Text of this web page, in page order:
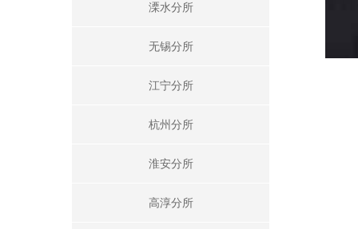
溧水分所
无锡分所
江宁分所
杭州分所
淮安分所
高淳分所